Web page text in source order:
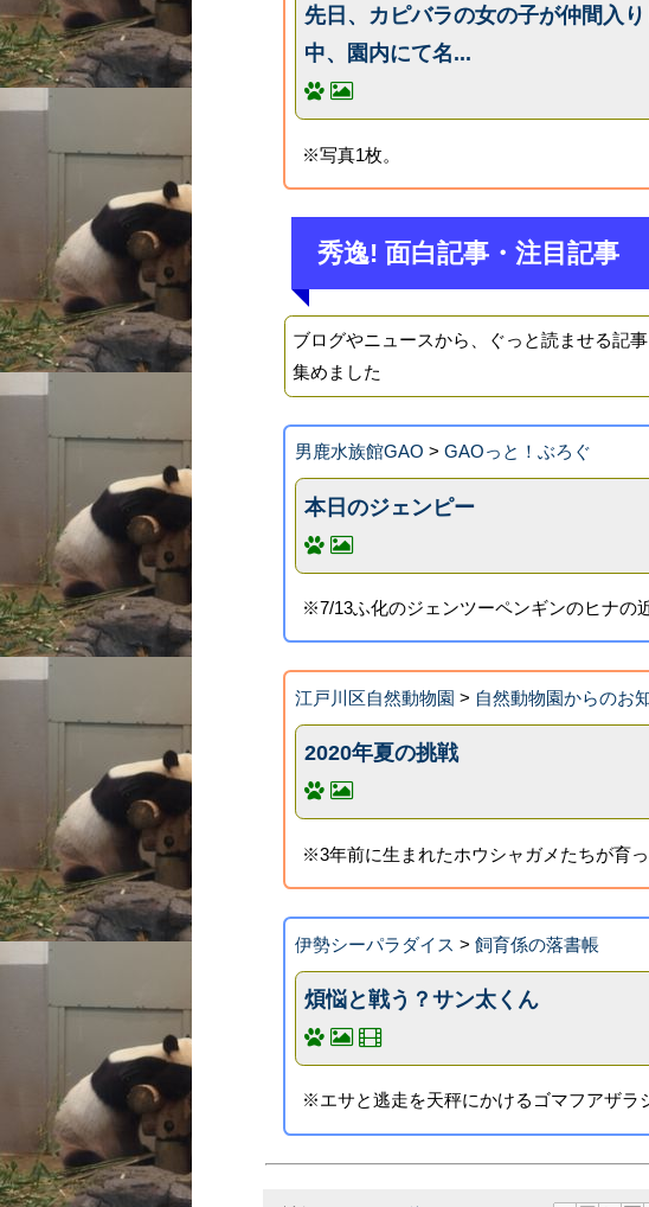
先日、カピバラの女の子が仲間入
中、園内にて名...
※写真1枚。
秀逸! 面白記事・注目記事
ブログやニュースから、ぐっと読ませる記
集めました
男鹿水族館GAO >GAOっと！ぶろぐ
本日のジェンピー
※7/13ふ化のジェンツーペンギンのヒナの
江戸川区自然動物園 > 自然動物園からのお
2020年夏の挑戦
※3年前に生まれたホウシャガメたちが育
伊勢シーパラダイス >飼育係の落書帳
煩悩と戦う？サン太くん
※エサと逃走を天秤にかけるゴマフアザラ